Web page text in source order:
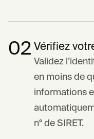
02 Vérifiez
Validez
en moins de
informations
n° de SIRET.